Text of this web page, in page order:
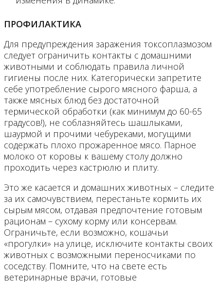
ПРОФИЛАКТИКА
Для предупреждения заражения токсоплазмозом
следует ограничить контакты с домашними
животными и соблюдать правила личной
гигиены после них. Категорически запретите
себе употребление сырого мясного фарша, а
также мясных блюд без достаточной
термической обработки (как минимум до 60-65
градусов!), не соблазняйтесь шашлыками,
шаурмой и прочими чебуреками, могущими
содержать плохо прожаренное мясо. Парное
молоко от коровы к вашему столу должно
проходить через кастрюлю и плиту.
Это же касается и домашних животных – следите
за их самочувствием, перестаньте кормить их
сырым мясом, отдавая предпочтение готовым
рационам – сухому корму или консервам.
Ограничьте, если возможно, кошачьи
«прогулки» на улице, исключите контакты своих
животных с возможными переносчиками по
соседству. Помните, что на свете есть
ветеринарные врачи, готовые